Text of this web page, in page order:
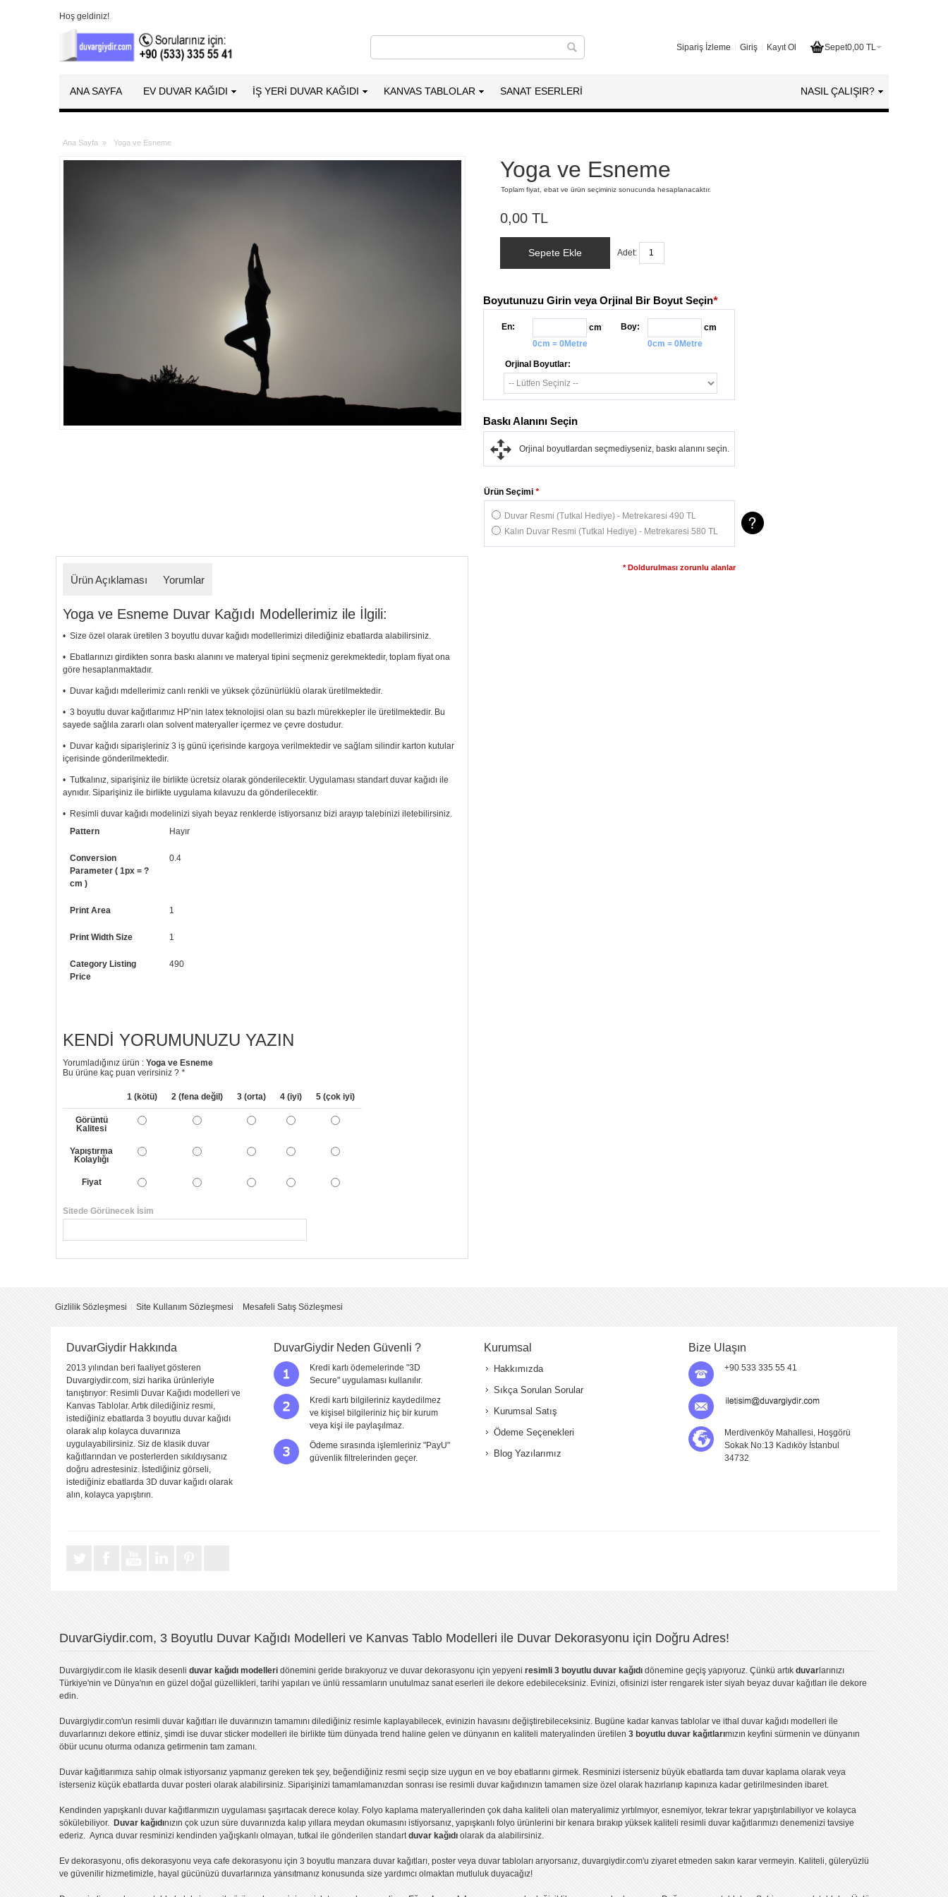
Hoş geldiniz!
Sepet0,00 TL
Sipariş İzleme Giriş Kayıt Ol
ANA SAYFA EV DUVAR KAĞIDI İŞ YERİ DUVAR KAĞIDI KANVAS TABLOLAR SANAT ESERLERI NASIL ÇALIŞIR?
Ana Sayfa » Yoga ve Esneme
Yoga ve Esneme
Toplam fiyat, ebat ve ürün seçiminiz sonucunda hesaplanacaktır.
0,00 TL
Sepete Ekle Adet:
Boyutunuzu Girin veya Orjinal Bir Boyut Seçin*
En:
cm
0cm = 0Metre
Boy:
cm
0cm = 0Metre
Orjinal Boyutlar:
*
Ürün Seçimi
Duvar Resmi (Tutkal Hediye) - Metrekaresi 490 TL
Kalın Duvar Resmi (Tutkal Hediye) - Metrekaresi 580 TL
* Doldurulması zorunlu alanlar
Baskı Alanını Seçin
Orjinal boyutlardan seçmediyseniz, baskı alanını seçin.
Ürün Açıklaması Yorumlar
Yoga ve Esneme Duvar Kağıdı Modellerimiz ile İlgili:
• Size özel olarak üretilen 3 boyutlu duvar kağıdı modellerimizi dilediğiniz ebatlarda alabilirsiniz.
• Ebatlarınızı girdikten sonra baskı alanını ve materyal tipini seçmeniz gerekmektedir, toplam fiyat ona
göre hesaplanmaktadır.
• Duvar kağıdı mdellerimiz canlı renkli ve yüksek çözünürlüklü olarak üretilmektedir.
• 3 boyutlu duvar kağıtlarımız HP’nin latex teknolojisi olan su bazlı mürekkepler ile üretilmektedir. Bu
sayede sağlıla zararlı olan solvent materyaller içermez ve çevre dostudur.
• Duvar kağıdı siparişleriniz 3 iş günü içerisinde kargoya verilmektedir ve sağlam silindir karton kutular
içerisinde gönderilmektedir.
• Tutkalınız, siparişiniz ile birlikte ücretsiz olarak gönderilecektir. Uygulaması standart duvar kağıdı ile
aynıdır. Siparişiniz ile birlikte uygulama kılavuzu da gönderilecektir.
• Resimli duvar kağıdı modelinizi siyah beyaz renklerde istiyorsanız bizi arayıp talebinizi iletebilirsiniz.
• Görselde düzenleme yaptırmak istiyorsanız yine bize telefon numaramızdan ulaşabilirsiniz.
Pattern Hayır
Conversion
Parameter ( 1px = ?
cm )
0.4
Print Area 1
Print Width Size 1
Category Listing
Price
490
KENDI YORUMUNUZU YAZIN
Yorumladığınız ürün :Yoga ve Esneme
Bu ürüne kaç puan verirsiniz ?*
1 (kötü) 2 (fena değil) 3 (orta) 4 (iyi) 5 (çok iyi)
Görüntü
Kalitesi
Yapıştırma
Kolaylığı
Fiyat
Sitede Görünecek İsim
Yorumu Gönder
Gizlilik Sözleşmesi Site Kullanım Sözleşmesi Mesafeli Satış Sözleşmesi
DuvarGiydir Hakkında
2013 yılından beri faaliyet gösteren
Duvargiydir.com, sizi harika ürünleriyle
tanıştırıyor: Resimli Duvar Kağıdı modelleri ve
Kanvas Tablolar. Artık dilediğiniz resmi,
istediğiniz ebatlarda 3 boyutlu duvar kağıdı
olarak alıp kolayca duvarınıza
uygulayabilirsiniz. Siz de klasik duvar
kağıtlarından ve posterlerden sıkıldıysanız
doğru adrestesiniz. İstediğiniz görseli,
istediğiniz ebatlarda 3D duvar kağıdı olarak
alın, kolayca yapıştırın.
DuvarGiydir Neden Güvenli ?
Kredi kartı ödemelerinde "3D
Secure" uygulaması kullanılır.
Kredi kartı bilgileriniz kaydedilmez
ve kişisel bilgileriniz hiç bir kurum
veya kişi ile paylaşılmaz.
Ödeme sırasında işlemleriniz "PayU"
güvenlik filtrelerinden geçer.
Kurumsal
Hakkımızda
Sıkça Sorulan Sorular
Kurumsal Satış
Ödeme Seçenekleri
Blog Yazılarımız
Bize Ulaşın
+90 533 335 55 41
Merdivenköy Mahallesi, Hoşgörü
Sokak No:13 Kadıköy İstanbul
34732
DuvarGiydir.com, 3 Boyutlu Duvar Kağıdı Modelleri ve Kanvas Tablo Modelleri ile Duvar Dekorasyonu için Doğru Adres!
Duvargiydir.com ile klasik desenli duvar kağıdı modelleri dönemini geride bırakıyoruz ve duvar dekorasyonu için yepyeni resimli 3 boyutlu duvar kağıdı dönemine geçiş yapıyoruz. Çünkü artık duvar larınızı
Türkiye'nin ve Dünya'nın en güzel doğal güzellikleri, tarihi yapıları ve ünlü ressamların unutulmaz sanat eserleri ile dekore edebileceksiniz. Evinizi, ofisinizi ister rengarek ister siyah beyaz duvar kağıtları ile dekore
edin.
Duvargiydir.com'un resimli duvar kağıtları ile duvarınızın tamamını dilediğiniz resimle kaplayabilecek, evinizin havasını değiştirebileceksiniz. Bugüne kadar kanvas tablo lar ve ithal duvar kağıdı modelleri ile
duvarlarınızı dekore ettiniz, şimdi ise duvar sticker modelleri ile birlikte tüm dünyada trend haline gelen ve dünyanın en kaliteli materyalinden üretilen 3 boyutlu duvar kağıtlarımızın keyfini sürmenin ve dünyanın
öbür ucunu oturma odanıza getirmenin tam zamanı.
Duvar kağıtlarımıza sahip olmak istiyorsanız yapmanız gereken tek şey, beğendiğiniz resmi seçip size uygun en ve boy ebatlarını girmek. Resminizi isterseniz büyük ebatlarda tam duvar kaplama olarak veya
isterseniz küçük ebatlarda duvar posteri olarak alabilirsiniz. Siparişinizi tamamlamanızdan sonrası ise resimli duvar kağıdınızın tamamen size özel olarak hazırlanıp kapınıza kadar getirilmesinden ibaret.
Kendinden yapışkanlı duvar kağıtlarımızın uygulaması şaşırtacak derece kolay. Folyo kaplama materyallerinden çok daha kaliteli olan materyalimiz yırtılmıyor, esnemiyor, tekrar tekrar yapıştırılabiliyor ve kolayca
sökülebiliyor. Duvar kağıdınızın çok uzun süre duvarınızda kalıp yıllara meydan okumasını istiyorsanız, yapışkanlı folyo ürünlerini bir kenara bırakıp yüksek kaliteli resimli duvar kağıtlarımızı denemenizi tavsiye
ederiz. Ayrıca duvar resminizi kendinden yağışkanlı olmayan, tutkal ile gönderilen standartduvar kağıdı olarak da alabilirsiniz.
Ev dekorasyonu, ofis dekorasyonu veya cafe dekorasyonu için 3 boyutlu manzara duvar kağıtları, poster veya duvar tabloları arıyorsanız, duvargiydir.com'u ziyaret etmeden sakın karar vermeyin. Kaliteli, güleryüzlü
ve güvenilir hizmetimizle, hayal gücünüzü duvarlarınıza yansıtmanız konusunda size yardımcı olmaktan mutluluk duyacağız!